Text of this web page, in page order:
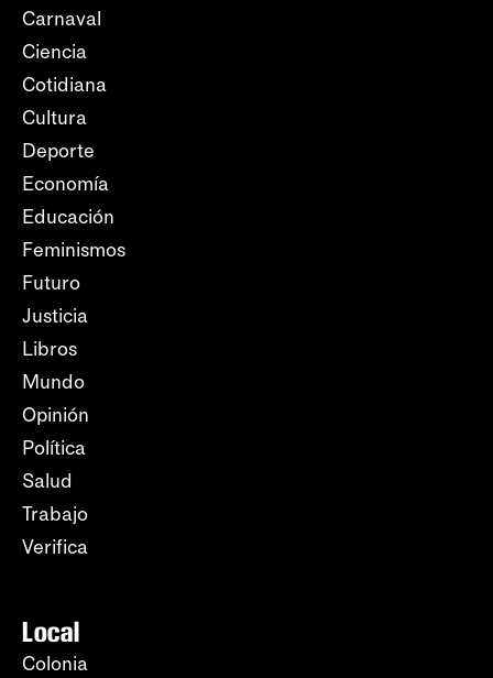
Carnaval
Ciencia
Cotidiana
Cultura
Deporte
Economía
Educación
Feminismos
Futuro
Justicia
Libros
Mundo
Opinión
Política
Salud
Trabajo
Verifica
Local
Colonia